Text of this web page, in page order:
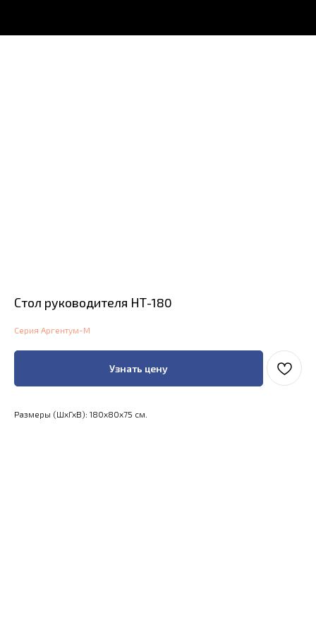
Стол руководителя НТ-180
Серия Аргентум-М
Узнать цену
Размеры (ШхГхВ): 180x80x75 см.